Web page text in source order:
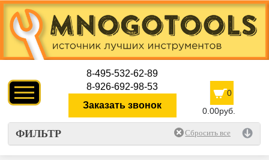
8-495-532-62-89
8-926-692-98-53
Заказать звонок
0
0.00руб.
ФИЛЬТР